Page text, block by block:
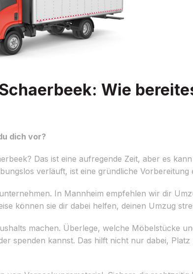
Wie
dich vor?
Das ist eine aufregende Zeit, aber es
verläuft, ist eine gründliche Vorbereitung
In Mannheim empfehlen wir dir
können sie dir dabei helfen, deinen Umzug
machen. Überlege, welche Möbelstücke
spenden kannst. Das hilft nicht nur dabei, Platz